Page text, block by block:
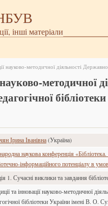
інші матеріали
методичної
Ірина Іванівна (Україна)
наукова конференція
інформаційного потенціалу в
1. Сучасні виклики та завдання
та інновації науково-методичної
бібліотеки України імені В. О.